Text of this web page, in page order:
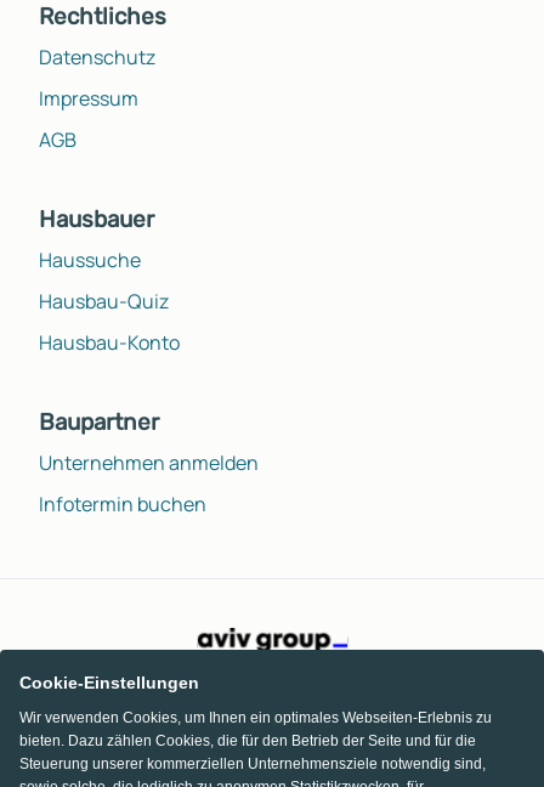
Rechtliches
Datenschutz
Impressum
AGB
Hausbauer
Haussuche
Hausbau-Quiz
Hausbau-Konto
Baupartner
Unternehmen anmelden
Infotermin buchen
Cookie-Einstellungen
Wir verwenden Cookies, um Ihnen ein optimales Webseiten-Erlebnis zu
bieten. Dazu zählen Cookies, die für den Betrieb der Seite und für die
Steuerung unserer kommerziellen Unternehmensziele notwendig sind,